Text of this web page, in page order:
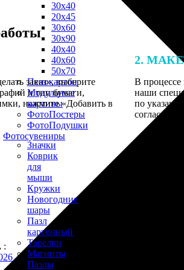
30х40
20х45
30х60
30х90
40х40
40х60
50х70
Пенокартон
Модульные
картины
ФотоПостеры
ФотоПодушки
Фотоcувениры
Значки
Коврик
для
мыши
Кружки
Новогодние
шары
Пазл
картонный
Тарелки
Магниты
Пазлы
заказ», выберите
и тип бумаги,
нажмите «Добавить в
2.
В процессе
наши
по
: